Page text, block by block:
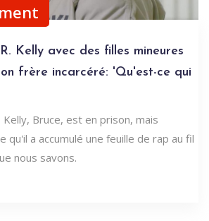
Kelly avec des filles mineures
frère incarcéré: 'Qu'est-ce qui
Bruce, est en prison, mais
qu'il a accumulé une feuille de rap au fil
nous savons.